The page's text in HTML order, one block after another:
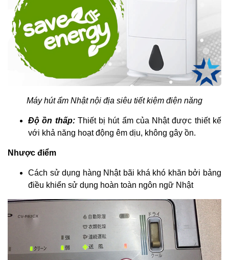
Máy hút ẩm Nhật nội địa siêu tiết kiệm điện năng
Độ ồn thấp:Thiết bị hút ẩm của Nhật được thiết kế
với khả năng hoạt động êm dịu, không gây ồn.
Nhược điểm
Cách sử dụng hàng Nhật bãi khá khó khăn bởi bảng
điều khiển sử dụng hoàn toàn ngôn ngữ Nhật